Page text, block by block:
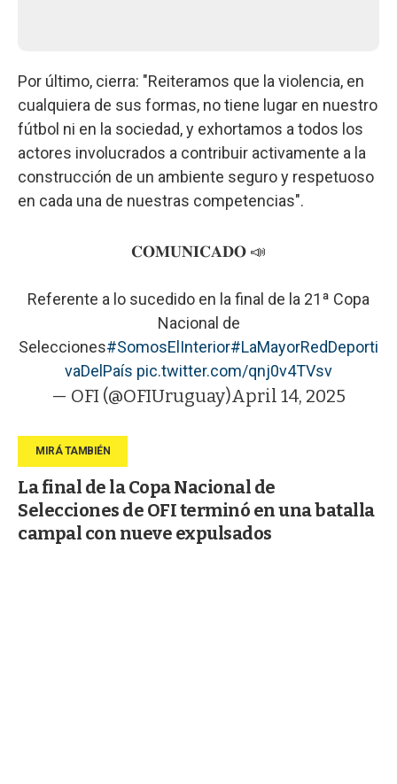
Por último, cierra: "Reiteramos que la violencia, en
cualquiera de sus formas, no tiene lugar en nuestro
fútbol ni en la sociedad, y exhortamos a todos los
actores involucrados a contribuir activamente a la
construcción de un ambiente seguro y respetuoso
en cada una de nuestras competencias".
𝐂𝐎𝐌𝐔𝐍𝐈𝐂𝐀𝐃𝐎 📣
Referente a lo sucedido en la final de la 21ª Copa
Nacional de
Selecciones#SomosElInterior#LaMayorRedDeporti
vaDelPaís pic.twitter.com/qnj0v4TVsv
— OFI (@OFIUruguay)April 14, 2025
La final de la Copa Nacional de
Selecciones de OFI terminó en una batalla
campal con nueve expulsados